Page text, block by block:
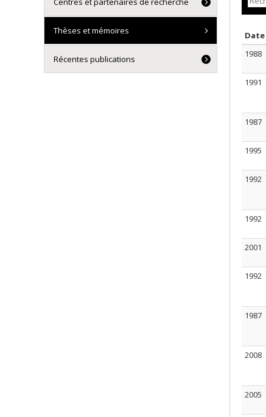
Date
1988
1991
1987
1995
1992
1992
2001
1992
1987
2008
2005
Thèses et mémoires
Récentes publications